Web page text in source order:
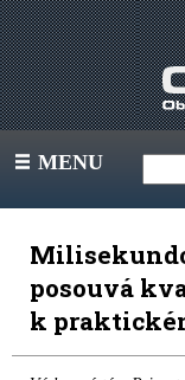
III MENU
posouvá
k